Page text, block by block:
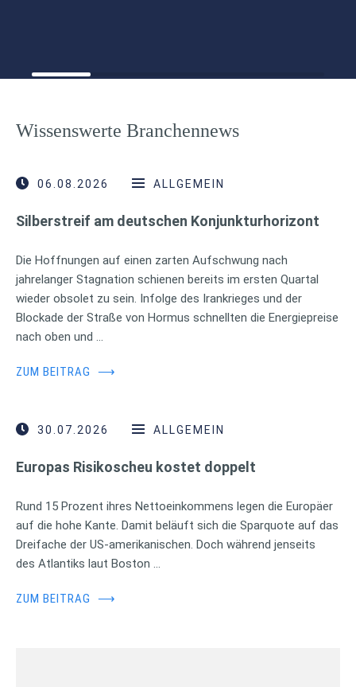
Wissenswerte Branchennews
06.08.2026 ALLGEMEIN
Silberstreif am deutschen Konjunkturhorizont
Die Hoffnungen auf einen zarten Aufschwung nach
jahrelanger Stagnation schienen bereits im ersten Quartal
wieder obsolet zu sein. Infolge des Irankrieges und der
Blockade der Straße von Hormus schnellten die Energiepreise
nach oben und …
ZUM BEITRAG ⟶
30.07.2026 ALLGEMEIN
Europas Risikoscheu kostet doppelt
Rund 15 Prozent ihres Nettoeinkommens legen die Europäer
auf die hohe Kante. Damit beläuft sich die Sparquote auf das
Dreifache der US-amerikanischen. Doch während jenseits
des Atlantiks laut Boston …
ZUM BEITRAG ⟶